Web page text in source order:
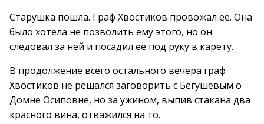
Старушка пошла. Граф Хвостиков провожал ее. Она
было хотела не позволить ему этого, но он
следовал за ней и посадил ее под руку в карету.
В продолжение всего остального вечера граф
Хвостиков не решался заговорить с Бегушевым о
Домне Осиповне, но за ужином, выпив стакана два
красного вина, отважился на то.